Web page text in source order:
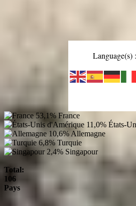
Language(s) :
53,1% France
11,0% États-
10,6% Allemagne
6,8% Turquie
2,4% Singapour
Total:
106
Pays